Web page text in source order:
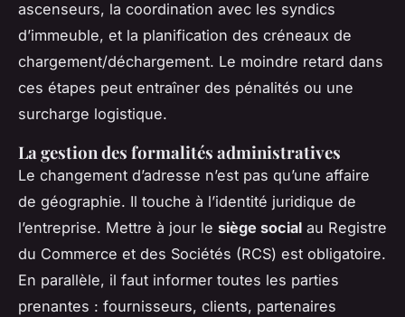
ascenseurs, la coordination avec les syndics
d’immeuble, et la planification des créneaux de
chargement/déchargement. Le moindre retard dans
ces étapes peut entraîner des pénalités ou une
surcharge logistique.
La gestion des formalités administratives
Le changement d’adresse n’est pas qu’une affaire
de géographie. Il touche à l’identité juridique de
l’entreprise. Mettre à jour le siège social au Registre
du Commerce et des Sociétés (RCS) est obligatoire.
En parallèle, il faut informer toutes les parties
prenantes : fournisseurs, clients, partenaires